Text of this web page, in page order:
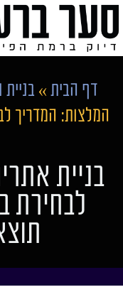
דף הבית »בניית
המלצות: המדריך
בניית
לבחירת